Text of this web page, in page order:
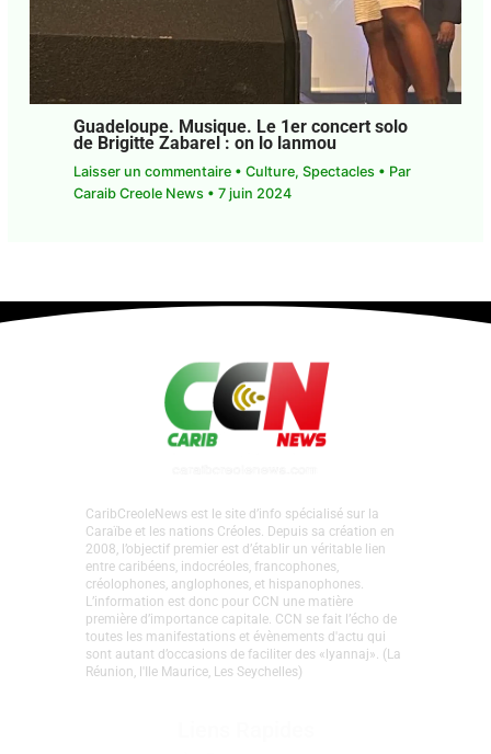
Guadeloupe. Musique. Le 1er concert
solo de Brigitte Zabarel : on lo lanmou
Laisser un commentaire Culture Spectacles
Par
Caraib Creole News•7 juin 2024
CaribCreoleNews est le site d’info spécialisé sur la
Caraïbe et les nations Créoles. Depuis sa création en
2008, l’objectif premier est d’établir un véritable lien
entre caribéens, indocréoles, francophones,
créolophones, anglophones, et hispanophones.
L’information est donc pour CCN une matière
première d’importance capitale. CCN se fait l’écho de
toutes les manifestations et évènements d'actu qui
sont autant d’occasions de faciliter des «lyannaj». (La
Réunion, l'Ile Maurice, Les Seychelles)